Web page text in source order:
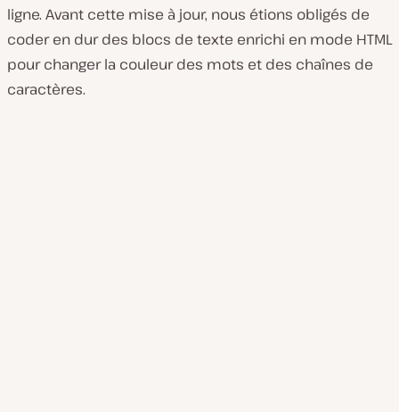
ligne. Avant cette mise à jour, nous étions obligés de
coder en dur des blocs de texte enrichi en mode HTML
pour changer la couleur des mots et des chaînes de
caractères.